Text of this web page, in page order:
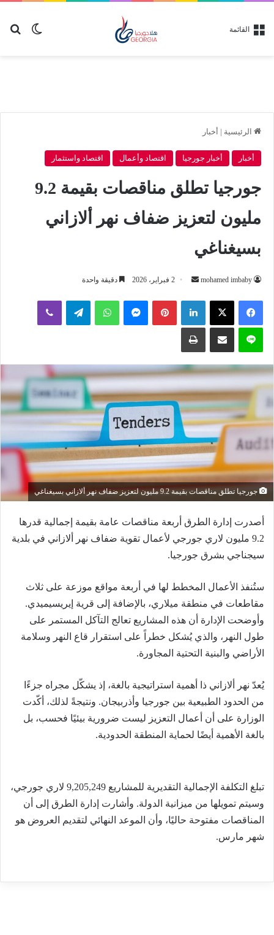
الوضع القائمة
الرئيسية | أخبار
أخبار أخبار جورجيا اقتصاد وأعمال اقتصاد واستثمار
جورجيا تطلق مناقصات بقيمة 9.2
مليون لتعزيز ضفاف نهر ألازاني
بسيغناغي
mohamed imbaby
أرسل
إلكترونيا
2 فبراير، 2026 دقيقة واحدة
لينكدإن بينتيريستماسنجر واتساب تيلقرام ڤايبر
لاين مشاركة عبر البريد طباعة
جورجيا تطلق مناقصات بقيمة 9.2 مليون لتعزيز ضفاف نهر ألازاني بسيغناغي
أصدرت إدارة الطرق أربعة مناقصات عامة بقيمة إجمالية قدرها
9.2 مليون لاري جورجي لأعمال تقوية ضفاف نهر ألازاني في بلدية
سيجناجي بشرق جورجيا.
ستُنفذ الأعمال المخطط لها في أربعة مواقع موزعة على ثلاث
مقاطعات في منطقة ميلاري، بالإضافة إلى قرية إيريسيميدي.
وأوضحت الإدارة أن هذه المشاريع تعالج التآكل المستمر على
طول النهر، والذي يُشكل خطراً على استقرار قاع النهر وسلامة
الأراضي والبنية التحتية المجاورة.
يُعدّ نهر ألازاني ذا أهمية استراتيجية بالغة، إذ يشكّل مجراه جزءًا
من الحدود الطبيعية بين جورجيا وأذربيجان. ونتيجةً لذلك، أكّدت
الوزارة على أن أعمال التعزيز ليست ضرورية بيئيًا فحسب، بل
بالغة الأهمية أيضًا لحماية المنطقة الحدودية.
تبلغ التكلفة الإجمالية التقديرية للمشاريع 9,205,249 لاري جورجي،
وسيتم تمويلها من ميزانية الدولة. وأشارت إدارة الطرق إلى أن
المناقصات مفتوحة حاليًا، وأن الموعد النهائي لتقديم العروض هو
شهر مارس.